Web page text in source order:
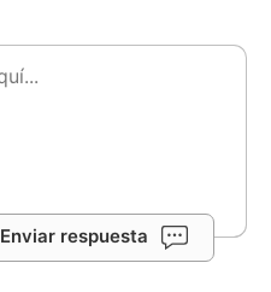
Enviar respuesta